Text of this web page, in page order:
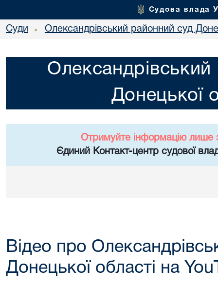
Судова влада
Суди • Олександрівський районний суд
Донецької
Отримуйте інформацію лише
Єдиний Контакт-центр судової
Відео про
Донецької області на